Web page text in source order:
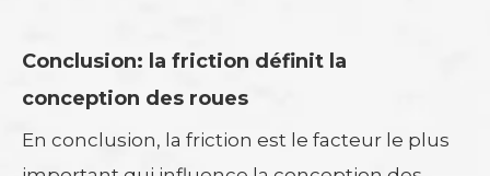
Conclusion: la friction définit la
conception des roues
En conclusion, la friction est le facteur le plus